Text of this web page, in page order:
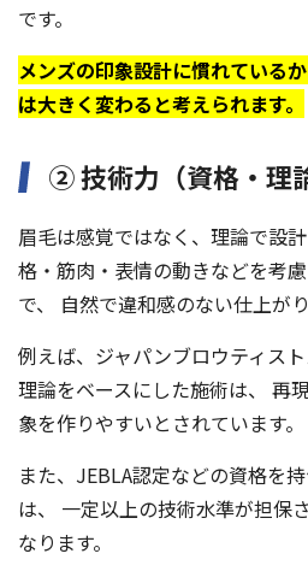
です。
メンズの印象設計に慣れている
は大きく変わると考えられます。
② 技術力（資格・理
眉毛は感覚ではなく、理論で設
格・筋肉・表情の動きなどを考
で、 自然で違和感のない仕上が
例えば、ジャパンブロウティス
理論をベースにした施術は、 再
象を作りやすいとされています。
また、JEBLA認定などの資格を
は、 一定以上の技術水準が担保
なります。